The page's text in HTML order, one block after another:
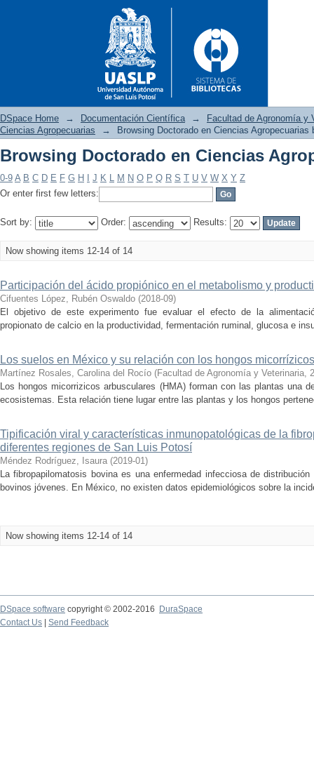
Browsing Doctorado en
DSpace Home → Documentación Científica →
Facultad de Agronomía y
Ciencias Agropecuarias
→ Browsing Doctorado en Ciencias Agropecuarias
Browsing Doctorado en Ciencias
0-9 A B C D E F G H J K L M N O P Q R S T U V W X Y Z
Or enter first few letters:
Sort by: Order: Results:
Now showing items 12-14 of 14
Participación del ácido propiónico en el metabolismo y
Cifuentes López, Rubén Oswaldo (2018-09)
El objetivo de este experimento fue evaluar el efecto de la
propionato de calcio en la productividad, fermentación ruminal, glucosa e
Los suelos en México y su relación con los hongos
Martínez Rosales, Carolina del Rocío (Facultad de Agronomía y Veterinaria,
Los hongos micorrizicos arbusculares (HMA) forman con las plantas una
ecosistemas. Esta relación tiene lugar entre las plantas y los hongos
Tipificación viral y características inmunopatológicas de la
diferentes regiones de San Luis Potosí
Méndez Rodríguez, Isaura (2019-01)
La fibropapilomatosis bovina es una enfermedad infecciosa de
bovinos jóvenes. En México, no existen datos epidemiológicos sobre la
Now showing items 12-14 of 14
DSpace software copyright © 2002-2016
DuraSpace
Contact Us
Send Feedback